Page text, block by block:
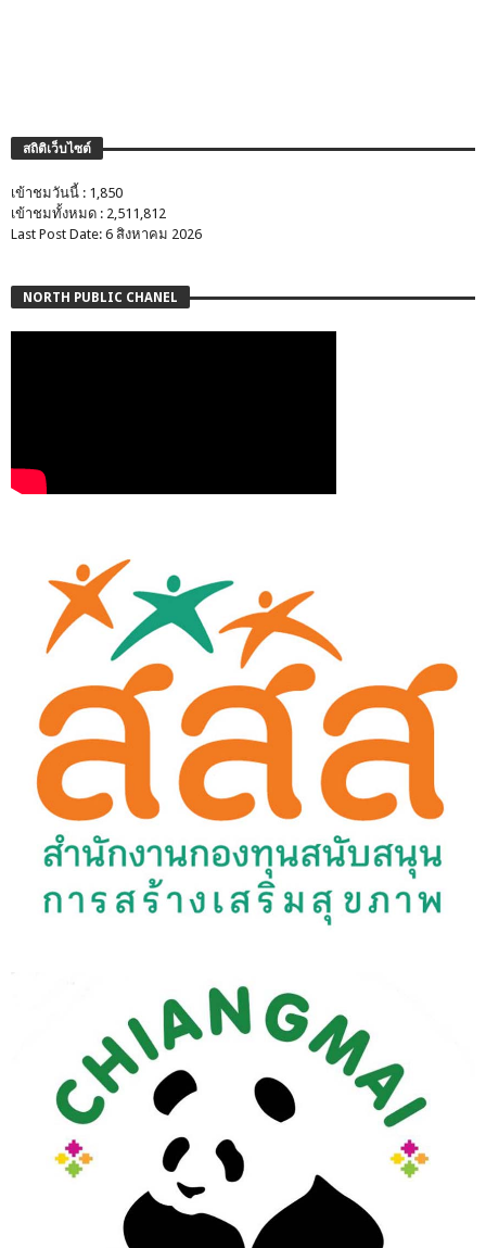
สถิติเว็บไซต์
เข้าชมวันนี้ : 1,850
เข้าชมทั้งหมด : 2,511,812
Last Post Date: 6 สิงหาคม 2026
NORTH PUBLIC CHANEL